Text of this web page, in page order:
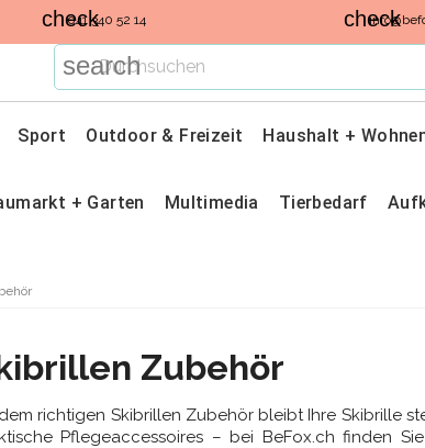
check
041 340 52 14 check
search
Sport Outdoor & Freizeit Haushalt +
+ Garten Multimedia Tierbedarf
Zubehör
richtigen Skibrillen Zubehör bleibt Ihre Skibrille
Pflegeaccessoires – bei BeFox.ch finden